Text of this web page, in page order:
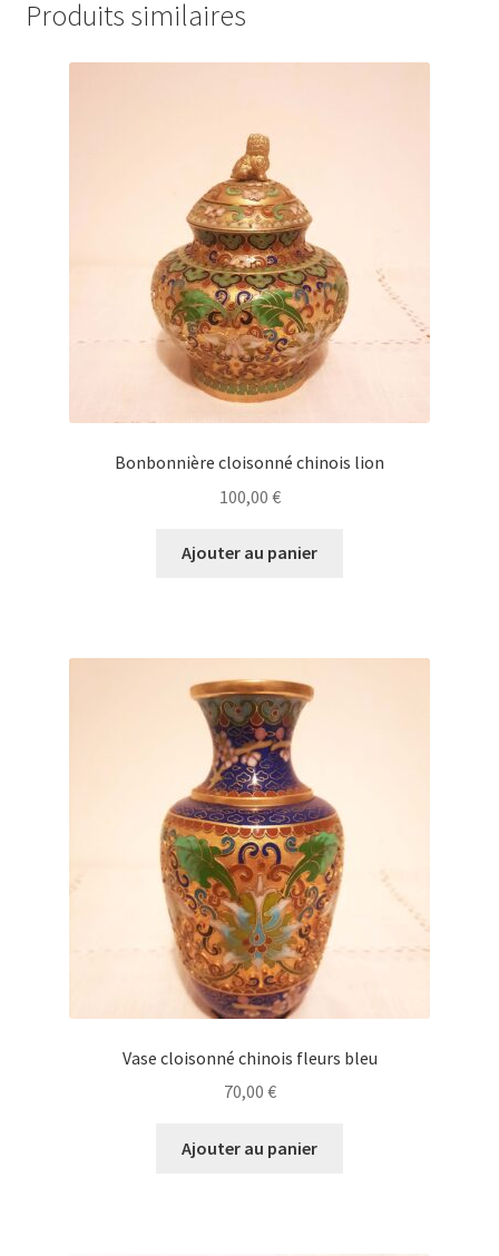
Produits similaires
Bonbonnière cloisonné chinois lion
100,00 €
Ajouter au panier
Vase cloisonné chinois fleurs bleu
70,00 €
Ajouter au panier